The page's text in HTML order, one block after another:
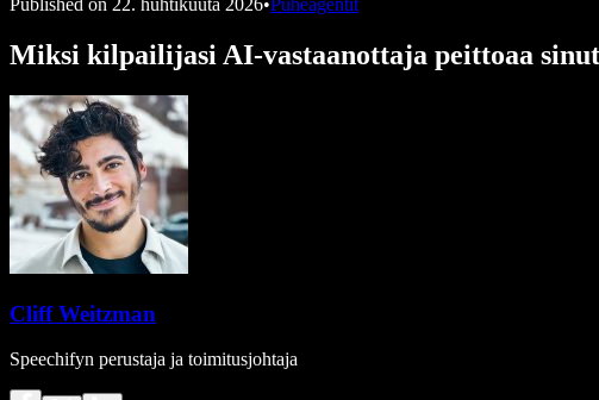
Published on 22. huhtikuuta 2026• Puheagentit
Miksi kilpailijasi AI-vastaanottaja peittoaa sinut
Cliff Weitzman
Speechifyn perustaja ja toimitusjohtaja